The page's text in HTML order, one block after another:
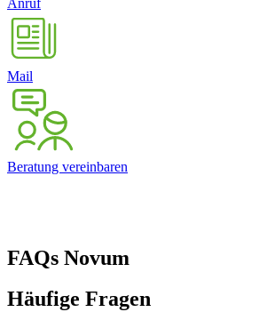
Mail
Beratung vereinbaren
FAQs Novum
Häufige Fragen